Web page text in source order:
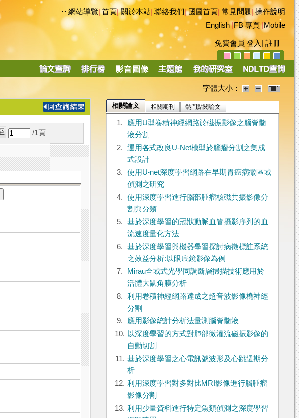
::: 網站導覽|首頁|關於本站 聯絡我們|國圖首頁 常見問題|操作說明
English|FB 專頁|Mobile
免費會員 登入 註冊
導
字體大小：
/1 頁
相關論文 相關期刊 熱門點閱論文
1.
應用U型卷積神經網路於磁振影像之腦脊髓
液分割
2.
運用各式改良U-Net模型於腦瘤分割之集成
式設計
3.
使用U-net深度學習網路在早期胃癌病徵區域
偵測之研究
4.
使用深度學習進行腦部腫瘤核磁共振影像分
割與分類
5.
基於深度學習的冠狀動脈血管攝影序列的血
流速度量化方法
6.
基於深度學習與機器學習探討病徵標註系統
之效益分析:以眼底鏡影像為例
7.
Mirau全域式光學同調斷層掃描技術應用於
活體大鼠角膜分析
8.
利用卷積神經網路達成之超音波影像橈神經
分割
9.
應用影像統計分析法量測腦脊髓液
10. 以深度學習的方式對肺部微灌流磁振影像的
自動切割
11. 基於深度學習之心電訊號波形及心跳週期分
析
12. 利用深度學習對多對比MRI影像進行腦腫瘤
影像分割
13. 利用少量資料進行特定魚類偵測之深度學習